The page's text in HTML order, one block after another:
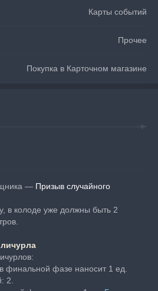
Карты событий
Прочее
Покупка в Карточном магазине
— Призыв случайного
в колоде уже должны быть 2
2.